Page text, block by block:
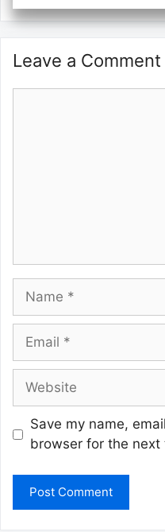
Leave a Comment
Name
Email
Website
Save my name,
browser for the next